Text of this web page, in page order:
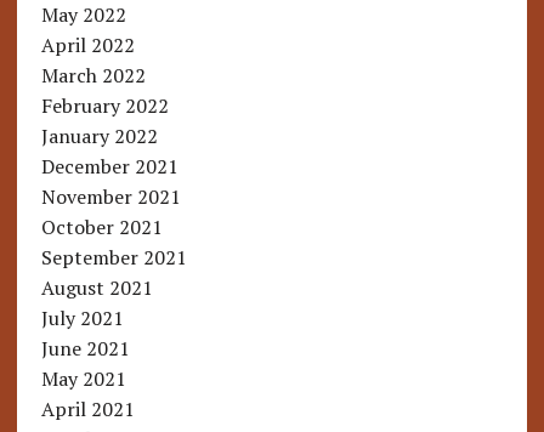
May 2022
April 2022
March 2022
February 2022
January 2022
December 2021
November 2021
October 2021
September 2021
August 2021
July 2021
June 2021
May 2021
April 2021